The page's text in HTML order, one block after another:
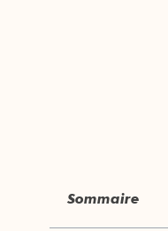
Sommaire